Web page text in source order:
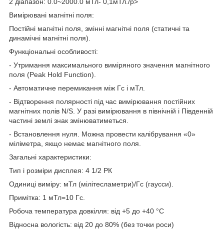
Вимірювані магнітні поля:
Постійні магнітні поля, змінні магнітні поля (статичні та
динамічні магнітні поля).
Функціональні особливості:
- Утримання максимального виміряного значення магнітного
поля (Peak Hold Function).
- Автоматичне перемикання між Гс і мТл.
- Відтворення полярності під час вимірювання постійних
магнітних полів N/S. У разі вимірювання в північній і Південній
частині землі знак змінюватиметься.
- Встановлення нуля. Можна провести калібрування «0»
міліметра, якщо немає магнітного поля.
Загальні характеристики:
Тип і розміри дисплея: 4 1/2 РК
Одиниці виміру: мТл (мілітесламетри)/Гс (гаусси).
Примітка: 1 мТл=10 Гс.
Робоча температура довкілля: від +5 до +40 °C
Відносна вологість: від 20 до 80% (без точки роси)